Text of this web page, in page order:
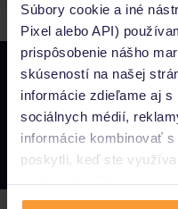
Súbory cookie a iné
Pixel alebo API)
prispôsobenie nášho
skúseností na našej
informácie zdieľame aj
sociálnych médií,
informácie kombinovať
poskytli, keď ste
na to svoj súhlas.
Napíšte nám
Zavolajte nám
0800 400 300